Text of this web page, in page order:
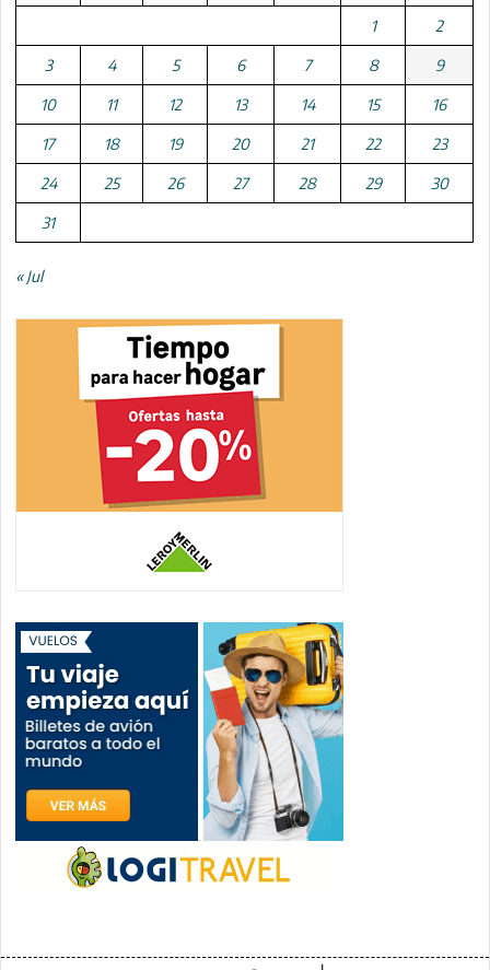
1 2
3 4 5 6 7 8 9
10 11 12 13 14 15 16
17 18 19 20 21 22 23
24 25 26 27 28 29 30
31
« Jul